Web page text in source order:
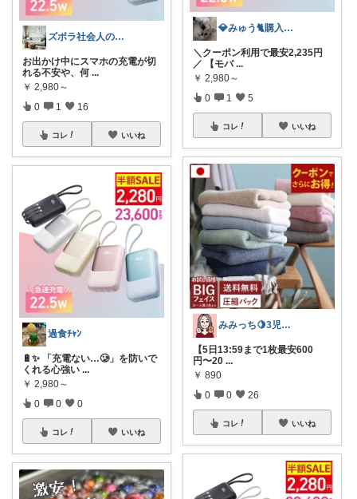
ズボラ社会人のおしゃれ部屋⭐️便利グッズ
お出かけ中にスマホの充電が切
れる不安や、何 ...
￥ 2,980～
0 1 16
コレ いいね
過食ﾁｬﾝ
🔋✨ 「充電ない…🥲」を防いで
くれる心強い ...
￥ 2,980～
0 0 0
コレ いいね
💎みゅう🐈購入感謝(❀ᴗ͈ˬᴗ͈)⁾
＼クーポン利用で最安2,235円
／ 【モバ ...
￥ 2,980～
0 1 5
コレ いいね
みみっち🍋3児ママの推しあつめ🫶
【5日13:59まで1枚最安600
円〜20 ...
￥ 890
0 0 26
コレ いいね